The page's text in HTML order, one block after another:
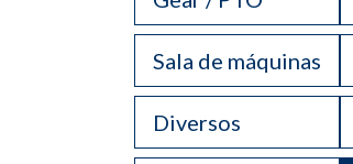
Sala de máquinas
Diversos